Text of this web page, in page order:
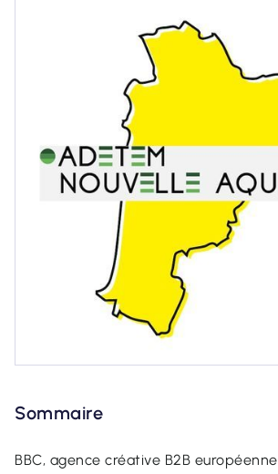
Sommaire
BBC, agence créative B2B européenne